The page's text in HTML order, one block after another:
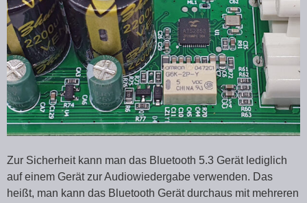
Zur Sicherheit kann man das Bluetooth 5.3 Gerät lediglich
auf einem Gerät zur Audiowiedergabe verwenden. Das
heißt, man kann das Bluetooth Gerät durchaus mit mehreren